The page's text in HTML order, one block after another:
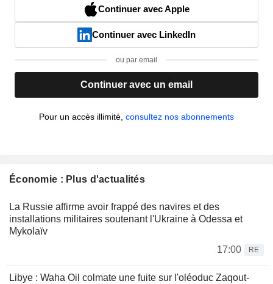
Continuer avec Apple
Continuer avec LinkedIn
ou par email
Continuer avec un email
Pour un accès illimité, consultez nos abonnements
Économie : Plus d'actualités
La Russie affirme avoir frappé des navires et des
installations militaires soutenant l'Ukraine à Odessa et
Mykolaïv
17:00
RE
Libye : Waha Oil colmate une fuite sur l'oléoduc Zaqout-